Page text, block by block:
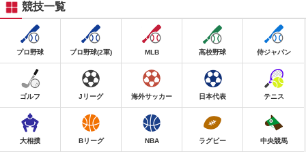
競技一覧
プロ野球 プロ野球(2軍) MLB 高校野球 侍ジャパン
ゴルフ Jリーグ 海外サッカー 日本代表 テニス
大相撲 Bリーグ NBA ラグビー 中央競馬